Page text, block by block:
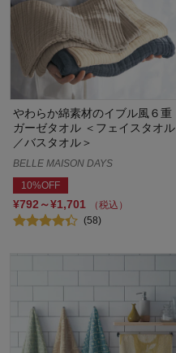
やわらか綿素材のイブル風６重
ガーゼタオル ＜フェイスタオル
／バスタオル＞
BELLE MAISON DAYS
10%OFF
¥792～¥1,701
（税込）
(58)